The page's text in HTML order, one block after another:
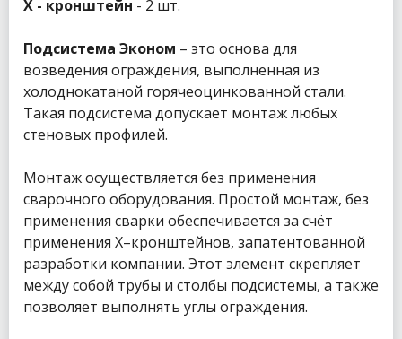
Х - кронштейн - 2 шт.
Подсистема Эконом – это основа для
возведения ограждения, выполненная из
холоднокатаной горячеоцинкованной стали.
Такая подсистема допускает монтаж любых
стеновых профилей.
Монтаж осуществляется без применения
сварочного оборудования. Простой монтаж, без
применения сварки обеспечивается за счёт
применения Х–кронштейнов, запатентованной
разработки компании. Этот элемент скрепляет
между собой трубы и столбы подсистемы, а также
позволяет выполнять углы ограждения.